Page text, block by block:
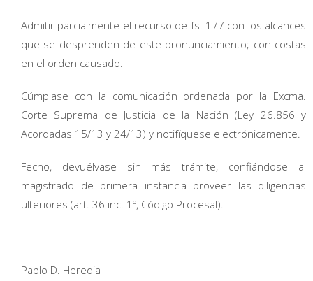
Admitir parcialmente el recurso de fs. 177 con los alcances
que se desprenden de este pronunciamiento; con costas
en el orden causado.
Cúmplase con la comunicación ordenada por la Excma.
Corte Suprema de Justicia de la Nación (Ley 26.856 y
Acordadas 15/13 y 24/13) y notifíquese electrónicamente.
Fecho, devuélvase sin más trámite, confiándose al
magistrado de primera instancia proveer las diligencias
ulteriores (art. 36 inc. 1º, Código Procesal).
Pablo D. Heredia